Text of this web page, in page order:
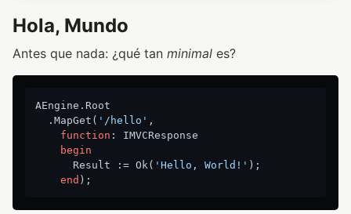
Hola, Mundo
Antes que nada: ¿qué tan minimal es?
AEngine.Root
  .MapGet(
'/hello' ,
function :
IMVCResponse
begin
      Result := Ok(
'Hello, World!' );
end